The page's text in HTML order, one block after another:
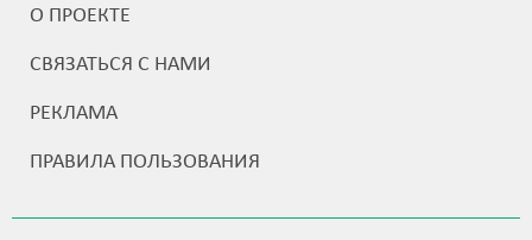
О ПРОЕКТЕ
СВЯЗАТЬСЯ С НАМИ
РЕКЛАМА
ПРАВИЛА ПОЛЬЗОВАНИЯ